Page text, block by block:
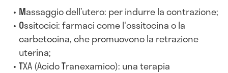
Massaggio dell’utero: per indurre la contrazione;
Ossitocici: farmaci come l'ossitocina o la
carbetocina, che promuovono la retrazione
uterina;
TXA (AcidoTranexamico): una terapia